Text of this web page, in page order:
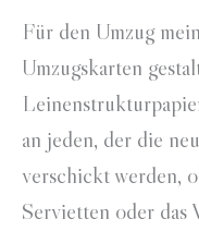
Für den Umzug
Umzugskarten
an jeden, der die
verschickt werden,
Servietten oder das